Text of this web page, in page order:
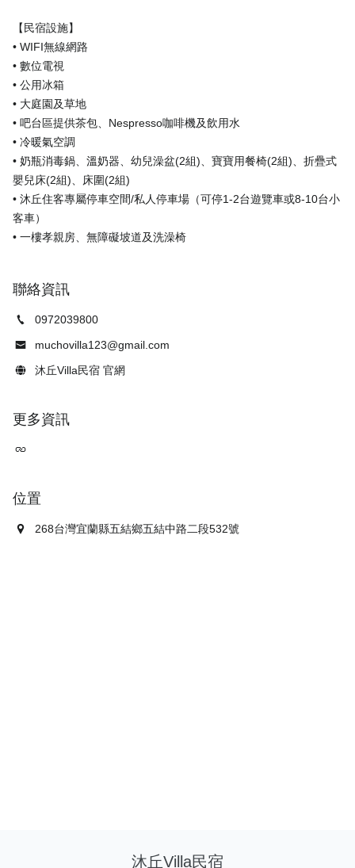
【民宿設施】
• WIFI無線網路
• 數位電視
• 公用冰箱
• 大庭園及草地
• 吧台區提供茶包、Nespresso咖啡機及飲用水
• 冷暖氣空調
• 奶瓶消毒鍋、溫奶器、幼兒澡盆(2組)、寶寶用餐椅(2組)、折疊式
嬰兒床(2組)、床圍(2組)
• 沐丘住客專屬停車空間/私人停車場（可停1-2台遊覽車或8-10台小
客車）
聯絡資訊
0972039800
muchovilla123@gmail.com
沐丘Villa民宿 官網
更多資訊
位置
268台灣宜蘭縣五結鄉五結中路二段532號
沐丘Villa民宿